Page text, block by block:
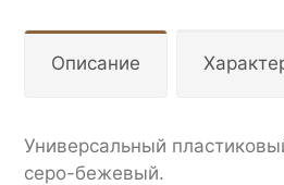
Описание
Универсальный
серо-бежевый.